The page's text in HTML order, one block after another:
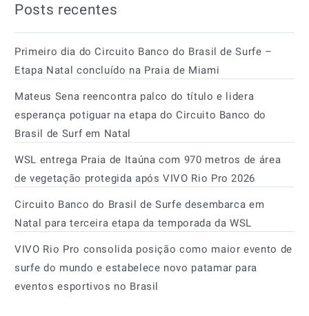
Posts recentes
Primeiro dia do Circuito Banco do Brasil de Surfe –
Etapa Natal concluído na Praia de Miami
Mateus Sena reencontra palco do título e lidera
esperança potiguar na etapa do Circuito Banco do
Brasil de Surf em Natal
WSL entrega Praia de Itaúna com 970 metros de área
de vegetação protegida após VIVO Rio Pro 2026
Circuito Banco do Brasil de Surfe desembarca em
Natal para terceira etapa da temporada da WSL
VIVO Rio Pro consolida posição como maior evento de
surfe do mundo e estabelece novo patamar para
eventos esportivos no Brasil